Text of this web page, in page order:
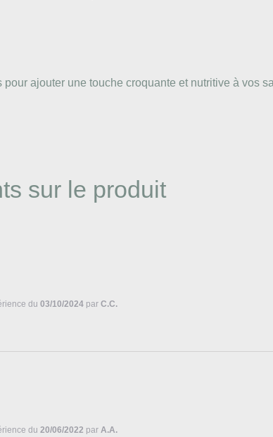
ajouter une touche croquante et nutritive à vos
sur le produit
du 03/10/2024 par C.C.
du 20/06/2022 par A.A.